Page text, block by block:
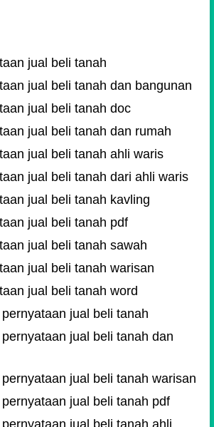
jual beli tanah
jual beli tanah dan bangunan
jual beli tanah doc
jual beli tanah dan rumah
jual beli tanah ahli waris
jual beli tanah dari ahli waris
jual beli tanah kavling
jual beli tanah pdf
jual beli tanah sawah
jual beli tanah warisan
jual beli tanah word
jual beli tanah
jual beli tanah dan
jual beli tanah warisan
jual beli tanah pdf